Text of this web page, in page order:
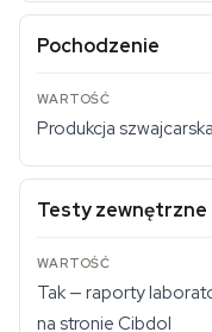
Pochodzenie
Produkcja
Testy zewnętrzne
Tak — raporty
na stronie Cibdol